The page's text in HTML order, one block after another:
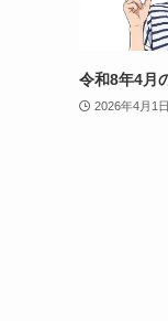
令和8年4月
2026年4月1日